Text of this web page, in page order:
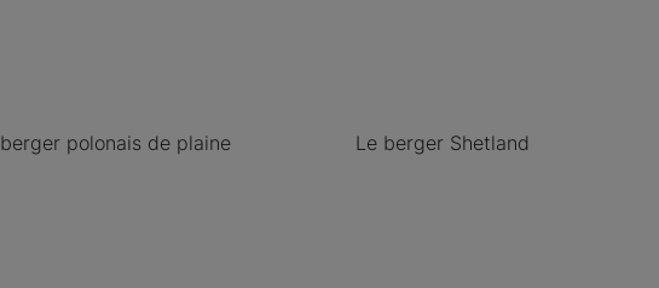
polonais de plaine Le berger Shetland